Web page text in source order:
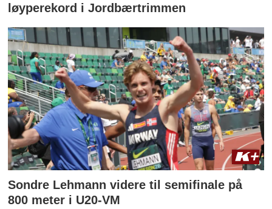
løyperekord i Jordbærtrimmen
Sondre Lehmann videre til semifinale på
800 meter i U20-VM